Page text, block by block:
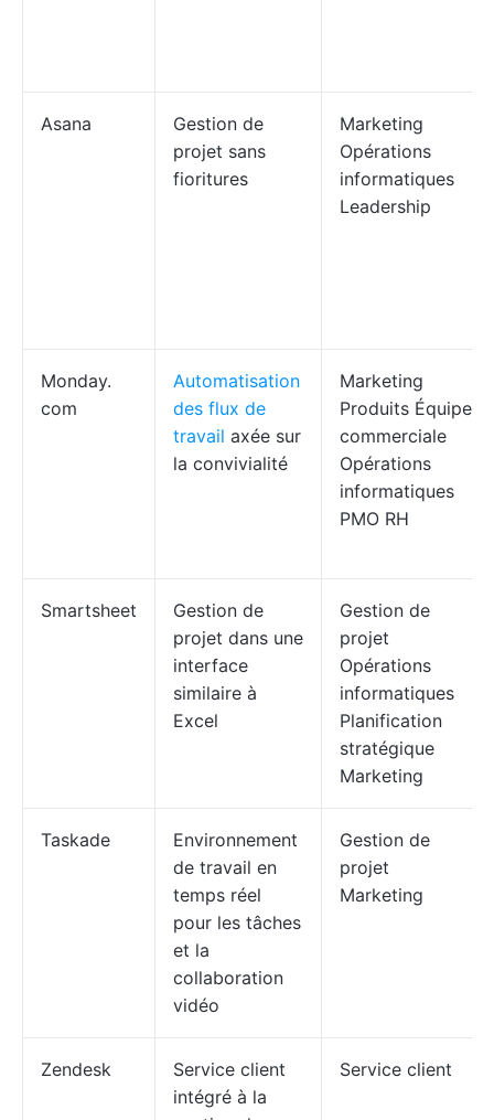
Asana
Gestion de
projet sans
fioritures
Marketing
Opérations
informatiques
Leadership
Monday.
com
Automatisation
des flux de
travail axée sur
la convivialité
Marketing
Produits Équipe
commerciale
Opérations
informatiques
PMO RH
Smartsheet
Gestion de
projet dans une
interface
similaire à
Excel
Gestion de
projet
Opérations
informatiques
Planification
stratégique
Marketing
Taskade
Environnement
de travail en
temps réel
pour les tâches
et la
collaboration
vidéo
Gestion de
projet
Marketing
Zendesk
Service client
intégré à la
Service client